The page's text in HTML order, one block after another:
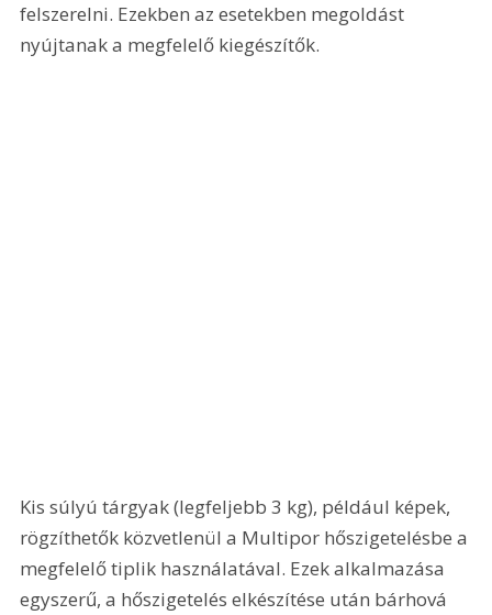
felszerelni. Ezekben az esetekben megoldást
nyújtanak a megfelelő kiegészítők.
Kis súlyú tárgyak (legfeljebb 3 kg), például képek,
rögzíthetők közvetlenül a Multipor hőszigetelésbe a
megfelelő tiplik használatával. Ezek alkalmazása
egyszerű, a hőszigetelés elkészítése után bárhová